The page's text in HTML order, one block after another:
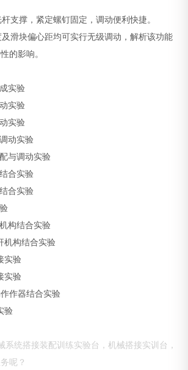
支撑，紧定螺钉固定，调动便利快捷。
滑块偏心距均可实行无级调动，解析该功能
的影响。
实验
实验
实验
动实验
与调动实验
合实验
合实验
构结合实验
机构结合实验
实验
实验
作器结合实验
验
系统搭接装配训练实验台，机械搭接实训台，
呢？